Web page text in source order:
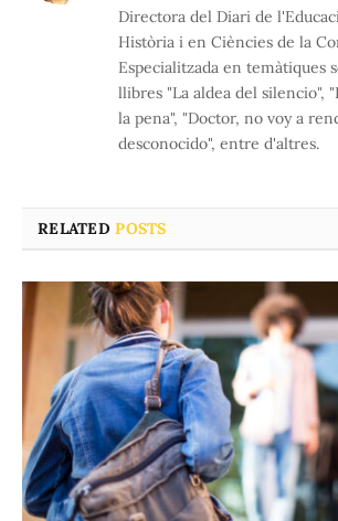
Directora del Diari de
Història i en Ciències de la
Especialitzada en temàtiques
llibres "La aldea del silencio",
la pena", "Doctor, no voy a
desconocido", entre d'altres.
RELATEDPOSTS